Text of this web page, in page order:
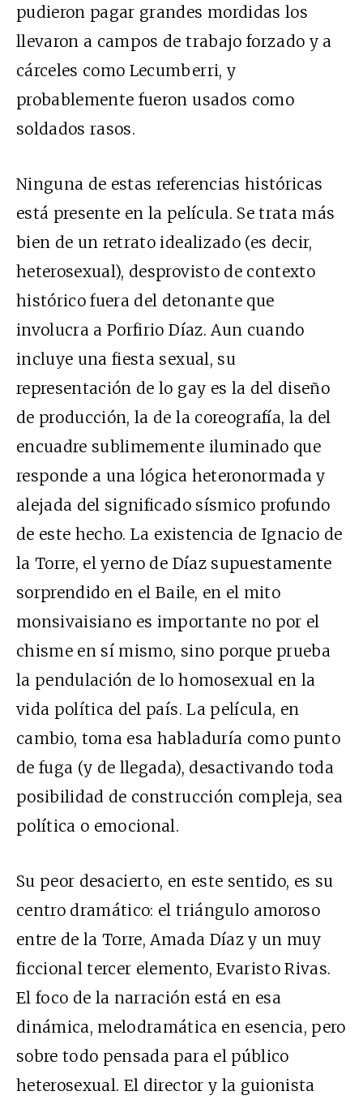
pudieron pagar grandes mordidas los
llevaron a campos de trabajo forzado y a
cárceles como Lecumberri, y
probablemente fueron usados como
soldados rasos.
Ninguna de estas referencias históricas
está presente en la película. Se trata más
bien de un retrato idealizado (es decir,
heterosexual), desprovisto de contexto
histórico fuera del detonante que
involucra a Porfirio Díaz. Aun cuando
incluye una fiesta sexual, su
representación de lo gay es la del diseño
de producción, la de la coreografía, la del
encuadre sublimemente iluminado que
responde a una lógica heteronormada y
alejada del significado sísmico profundo
de este hecho.La existencia de Ignacio de
la Torre, el yerno de Díaz supuestamente
sorprendido en el Baile, en el mito
monsivaisiano es importante no por el
chisme en sí mismo, sino porque prueba
la pendulación de lo homosexual en la
vida política del país. La película, en
cambio, toma esa habladuría como punto
de fuga (y de llegada), desactivando toda
posibilidad de construcción compleja, sea
política o emocional.
Su peor desacierto, en este sentido, es su
centro dramático: el triángulo amoroso
entre de la Torre, Amada Díaz y un muy
ficcional tercer elemento, Evaristo Rivas.
El foco de la narración está en esa
dinámica, melodramática en esencia, pero
sobre todo pensada para el público
heterosexual. El director y la guionista